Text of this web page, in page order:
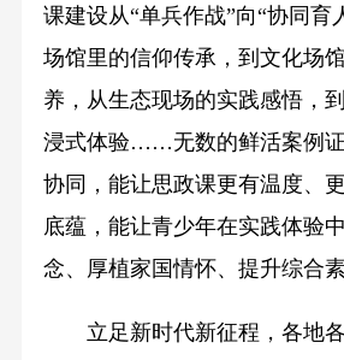
课建设从“单兵作战”向“协同育
场馆里的信仰传承，到文化场
养，从生态现场的实践感悟，
浸式体验……无数的鲜活案例
协同，能让思政课更有温度、
底蕴，能让青少年在实践体验
念、厚植家国情怀、提升综合素
立足新时代新征程，各地各